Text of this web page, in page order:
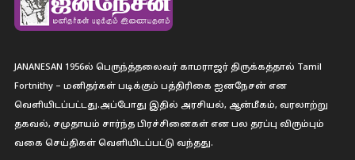
JANANESAN 1956ல் பெருந்த்தலைவர் காமராஜர் திருக்கத்தால் Tamil
Fortnithy – மனிதர்கள் படிக்கும் பத்திரிகை ஐனநேசன் என
வெளியிடப்பட்டது.அப்போது இதில் அரசியல், ஆன்மீகம், வரலாற்று
தகவல், சமுதாயம் சார்ந்த பிரச்சினைகள் என பல தரப்பு விரும்பும்
வகை செய்திகள் வெளியிடப்பட்டு வந்தது.